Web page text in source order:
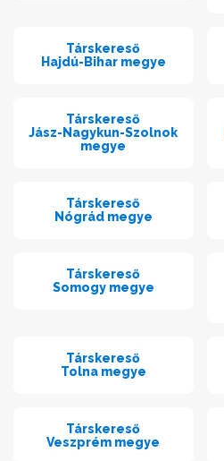
Társkereső
Hajdú-Bihar megye
Társkereső
Jász-Nagykun-Szolnok
megye
Társkereső
Nógrád megye
Társkereső
Somogy megye
Társkereső
Tolna megye
Társkereső
Veszprém megye